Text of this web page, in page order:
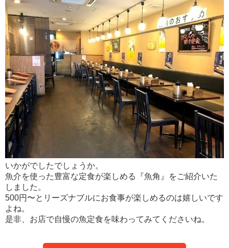
いかがでしたでしょうか。
魚介を使った豊富な定食が楽しめる『魚角』をご紹介いた
しました。
500円〜とリーズナブルにお食事が楽しめるのは嬉しいです
よね。
是非、お店で自慢の魚定食を味わってみてくださいね。